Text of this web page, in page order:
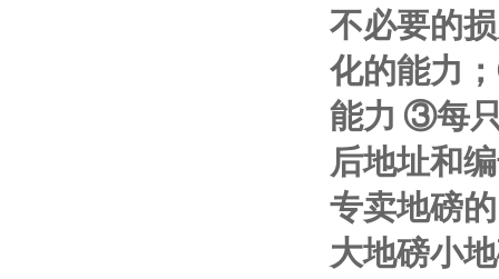
不必要的
化的能力；
能力 ③每
后地址和
专卖地磅
大地磅小